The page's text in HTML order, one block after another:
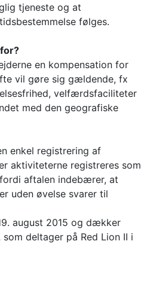
tjeneste og at
følges.
en kompensation for
vil gøre sig gældende, fx
velfærdsfaciliteter
med den geografiske
enkel registrering af
aktiviteterne registreres som
aftalen indebærer, at
uden øvelse svarer til
august 2015 og dækker
deltager på Red Lion II i